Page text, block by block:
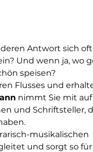
deren Antwort sich
Und wenn ja, wo
speisen?
Flusses und
nimmt Sie mit auf
und Schriftsteller,
musikalischen
und sorgt so für